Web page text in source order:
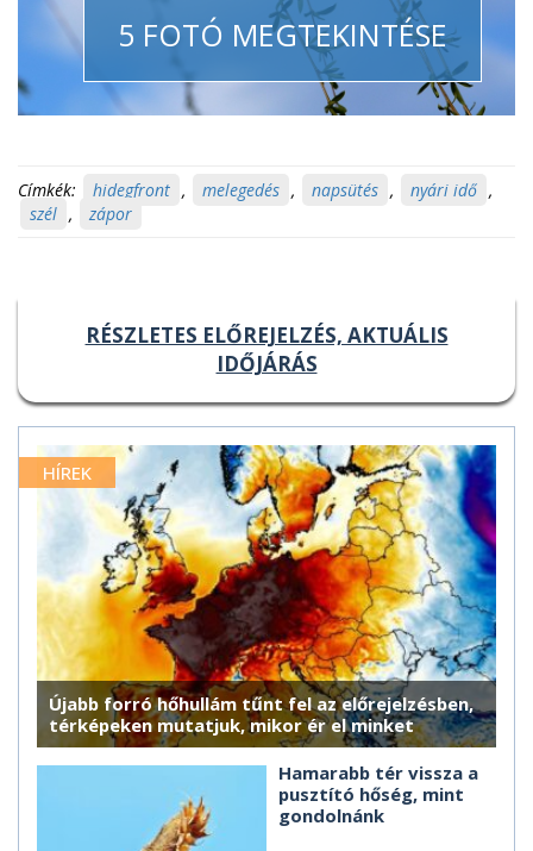
5 FOTÓ MEGTEKINTÉSE
Címkék: hidegfront , melegedés , napsütés , nyári idő ,
szél , zápor
RÉSZLETES ELŐREJELZÉS, AKTUÁLIS
IDŐJÁRÁS
HÍREK
Újabb forró hőhullám tűnt fel az előrejelzésben,
térképeken mutatjuk, mikor ér el minket
Hamarabb tér vissza a
pusztító hőség, mint
gondolnánk